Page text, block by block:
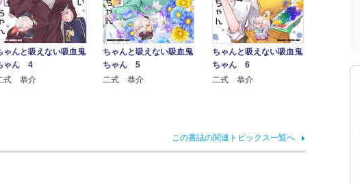
ゃんと吸えない吸血鬼
ゃん 4
式 恭介
ちゃんと吸えない吸血鬼
ちゃん 5
二式 恭介
ちゃんと吸えない吸血鬼
ちゃん 6
二式 恭介
この書誌の関連トピックス一覧へ